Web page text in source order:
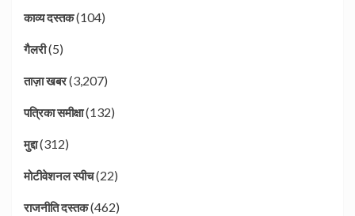
काव्य दस्तक(104)
गैलरी(5)
ताज़ा खबर(3,207)
पत्रिका समीक्षा(132)
मुद्दा(312)
मोटीवेशनल स्पीच(22)
राजनीति दस्तक(462)